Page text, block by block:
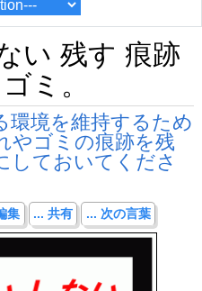
い 残す 痕跡
ミ。
環境を維持するため
やゴミの痕跡を残
しておいてくださ
集 ... 共有 ... 次の言葉